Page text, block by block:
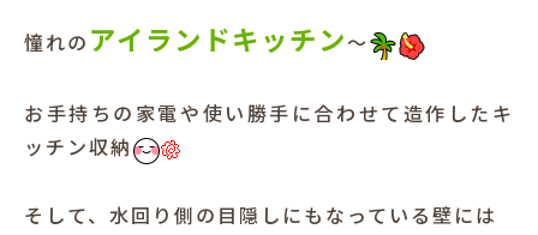
憧れの アイランドキッチン～
お手持ちの家電や使い勝手に合わせて造作したキ
ッチン収納
そして、水回り側の目隠しにもなっている壁には